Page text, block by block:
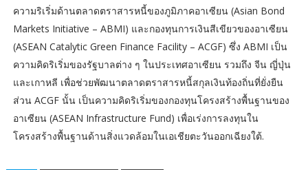
ความริเริ่มด้านตลาดตราสารหนี้ของภูมิภาคอาเซียน (Asian Bond
Markets Initiative – ABMI) และกองทุนการเงินสีเขียวของอาเซียน
(ASEAN Catalytic Green Finance Facility – ACGF) ซึ่ง ABMI เป็น
ความคิดริเริ่มของรัฐบาลต่าง ๆ ในประเทศอาเซียน รวมถึง จีน ญี่ปุ่น
และเกาหลี เพื่อช่วยพัฒนาตลาดตราสารหนี้สกุลเงินท้องถิ่นที่ยั่งยืน
ส่วน ACGF นั้น เป็นความคิดริเริ่มของกองทุนโครงสร้างพื้นฐานของ
อาเซียน (ASEAN Infrastructure Fund) เพื่อเร่งการลงทุนใน
โครงสร้างพื้นฐานด้านสิ่งแวดล้อมในเอเชียตะวันออกเฉียงใต้.